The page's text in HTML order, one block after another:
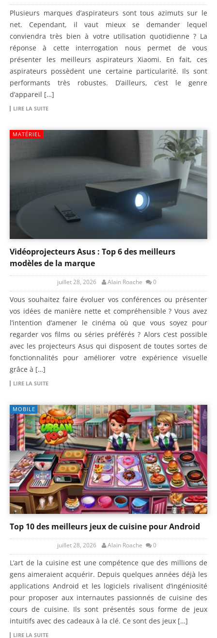
Plusieurs marques d’aspirateurs sont tous azimuts sur le
net. Cependant, il vaut mieux se demander lequel
conviendra très bien à votre utilisation quotidienne ? La
réponse à cette interrogation nous permet de vous
présenter les meilleurs aspirateurs Xiaomi. En fait, ces
aspirateurs possèdent une certaine particularité. Ils sont
performants très robustes. D’ailleurs, c’est le genre
d’appareil […]
LIRE LA SUITE
MATÉRIEL
Vidéoprojecteurs Asus : Top 6 des meilleurs
modèles de la marque
juillet 28, 2026 Alain Roache 0
Vous souhaitez faire évoluer vos conférences ou présenter
vos idées de manière nette et compréhensible ? Vous avez
l’intention d’amener le cinéma où que vous soyez pour
regarder vos films ou séries préférés ? Alors c’est possible
avec les projecteurs Asus qui disposent de toutes sortes de
fonctionnalités pour améliorer votre expérience visuelle
grâce à […]
LIRE LA SUITE
MOBILE
Top 10 des meilleurs jeux de cuisine pour Android
juillet 28, 2026 Alain Roache 0
L’art de la cuisine est une compétence que des millions de
gens aimeraient acquérir. Depuis quelques années déjà les
applications Android et les logiciels rivalisent d’ingéniosité
pour proposer aux internautes passionnés de cuisine des
cours de cuisine. Ils sont présentés sous forme de jeux
intuitifs avec des cadeaux à la clé. Ce sont des jeux […]
LIRE LA SUITE